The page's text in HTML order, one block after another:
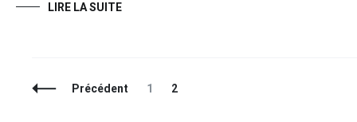
LIRE LA SUITE
NavigationPrécédent Page
1 Page
2